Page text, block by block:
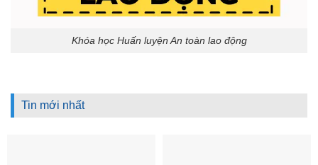
Khóa học Huấn luyện An toàn lao động
Tin mới nhất